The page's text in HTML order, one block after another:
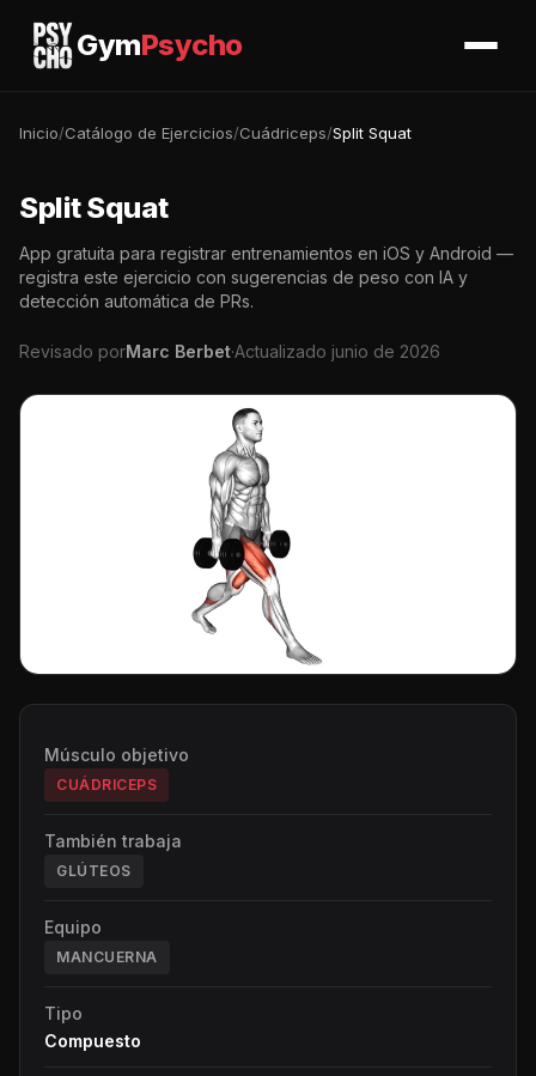
GymPsycho
Inicio/Catálogo de Ejercicios/Cuádriceps/Split Squat
Split Squat
App gratuita para registrar entrenamientos en iOS y Android —
registra este ejercicio con sugerencias de peso con IA y
detección automática de PRs.
Revisado porMarc Berbet·Actualizado junio de 2026
Músculo objetivo
CUÁDRICEPS
También trabaja
GLÚTEOS
Equipo
MANCUERNA
Tipo
Compuesto